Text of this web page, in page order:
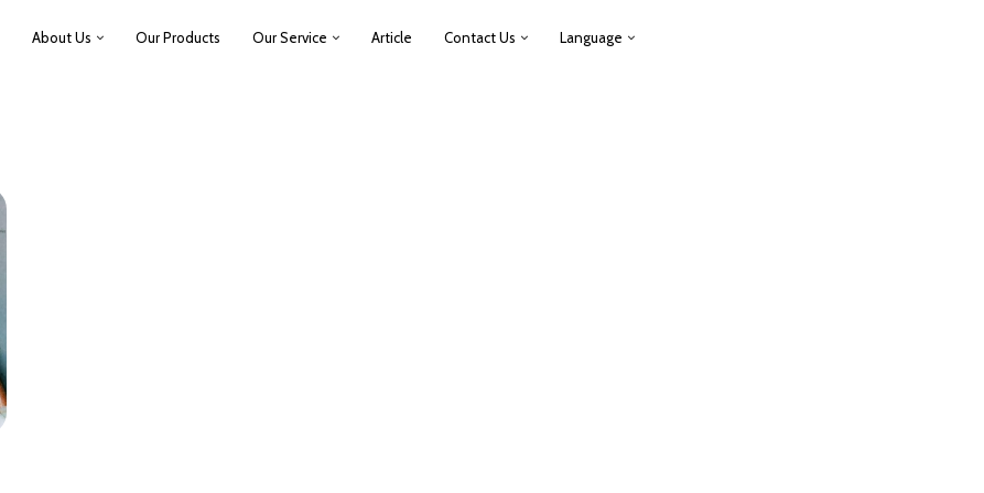
About Us Our Products Our Service Article Contact Us Language